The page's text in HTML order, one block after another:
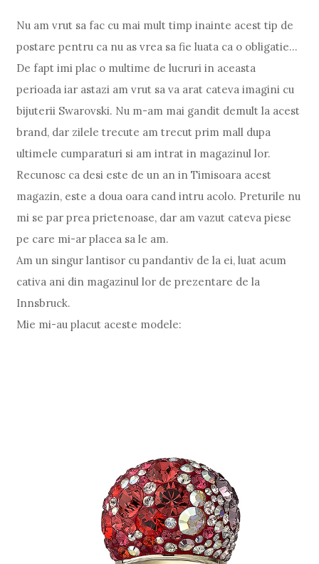
Nu am vrut sa fac cu mai mult timp inainte acest tip de
postare pentru ca nu as vrea sa fie luata ca o obligatie...
De fapt imi plac o multime de lucruri in aceasta
perioada iar astazi am vrut sa va arat cateva imagini cu
bijuterii Swarovski. Nu m-am mai gandit demult la acest
brand, dar zilele trecute am trecut prim mall dupa
ultimele cumparaturi si am intrat in magazinul lor.
Recunosc ca desi este de un an in Timisoara acest
magazin, este a doua oara cand intru acolo. Preturile nu
mi se par prea prietenoase, dar am vazut cateva piese
pe care mi-ar placea sa le am.
Am un singur lantisor cu pandantiv de la ei, luat acum
cativa ani din magazinul lor de prezentare de la
Innsbruck.
Mie mi-au placut aceste modele: